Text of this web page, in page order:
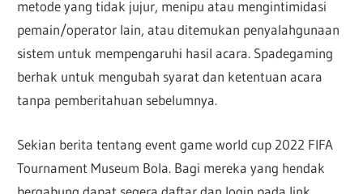
metode yang tidak jujur, menipu atau mengintimidasi
pemain/operator lain, atau ditemukan penyalahgunaan
sistem untuk mempengaruhi hasil acara. Spadegaming
berhak untuk mengubah syarat dan ketentuan acara
tanpa pemberitahuan sebelumnya.
Sekian berita tentang event game world cup 2022 FIFA
Tournament Museum Bola. Bagi mereka yang hendak